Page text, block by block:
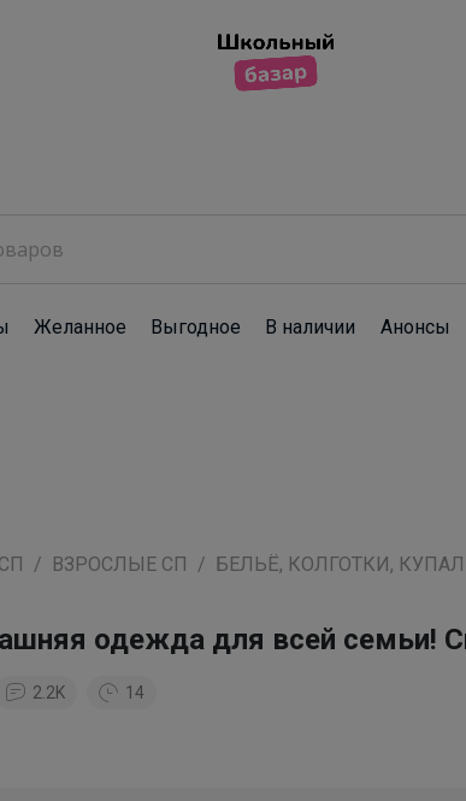
Желанное Выгодное В наличии Анонсы
ВЗРОСЛЫЕ СП БЕЛЬЁ, КОЛГОТКИ,
одежда для всей семьи!
2.2K 14